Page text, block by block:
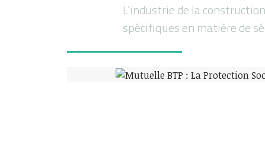
L’industrie de la
spécifiques en matière de